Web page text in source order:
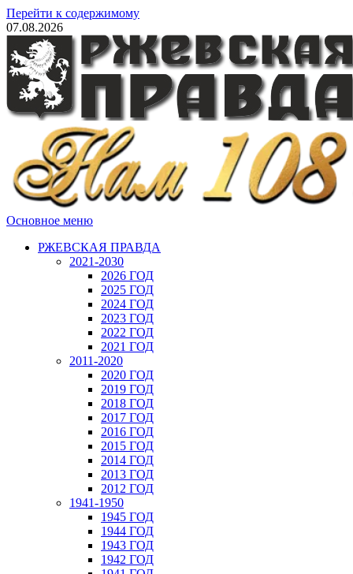
Перейти к содержимому
07.08.2026
Основное меню
РЖЕВСКАЯ ПРАВДА
2021-2030
2026 ГОД
2025 ГОД
2024 ГОД
2023 ГОД
2022 ГОД
2021 ГОД
2011-2020
2020 ГОД
2019 ГОД
2018 ГОД
2017 ГОД
2016 ГОД
2015 ГОД
2014 ГОД
2013 ГОД
2012 ГОД
1941-1950
1945 ГОД
1944 ГОД
1943 ГОД
1942 ГОД